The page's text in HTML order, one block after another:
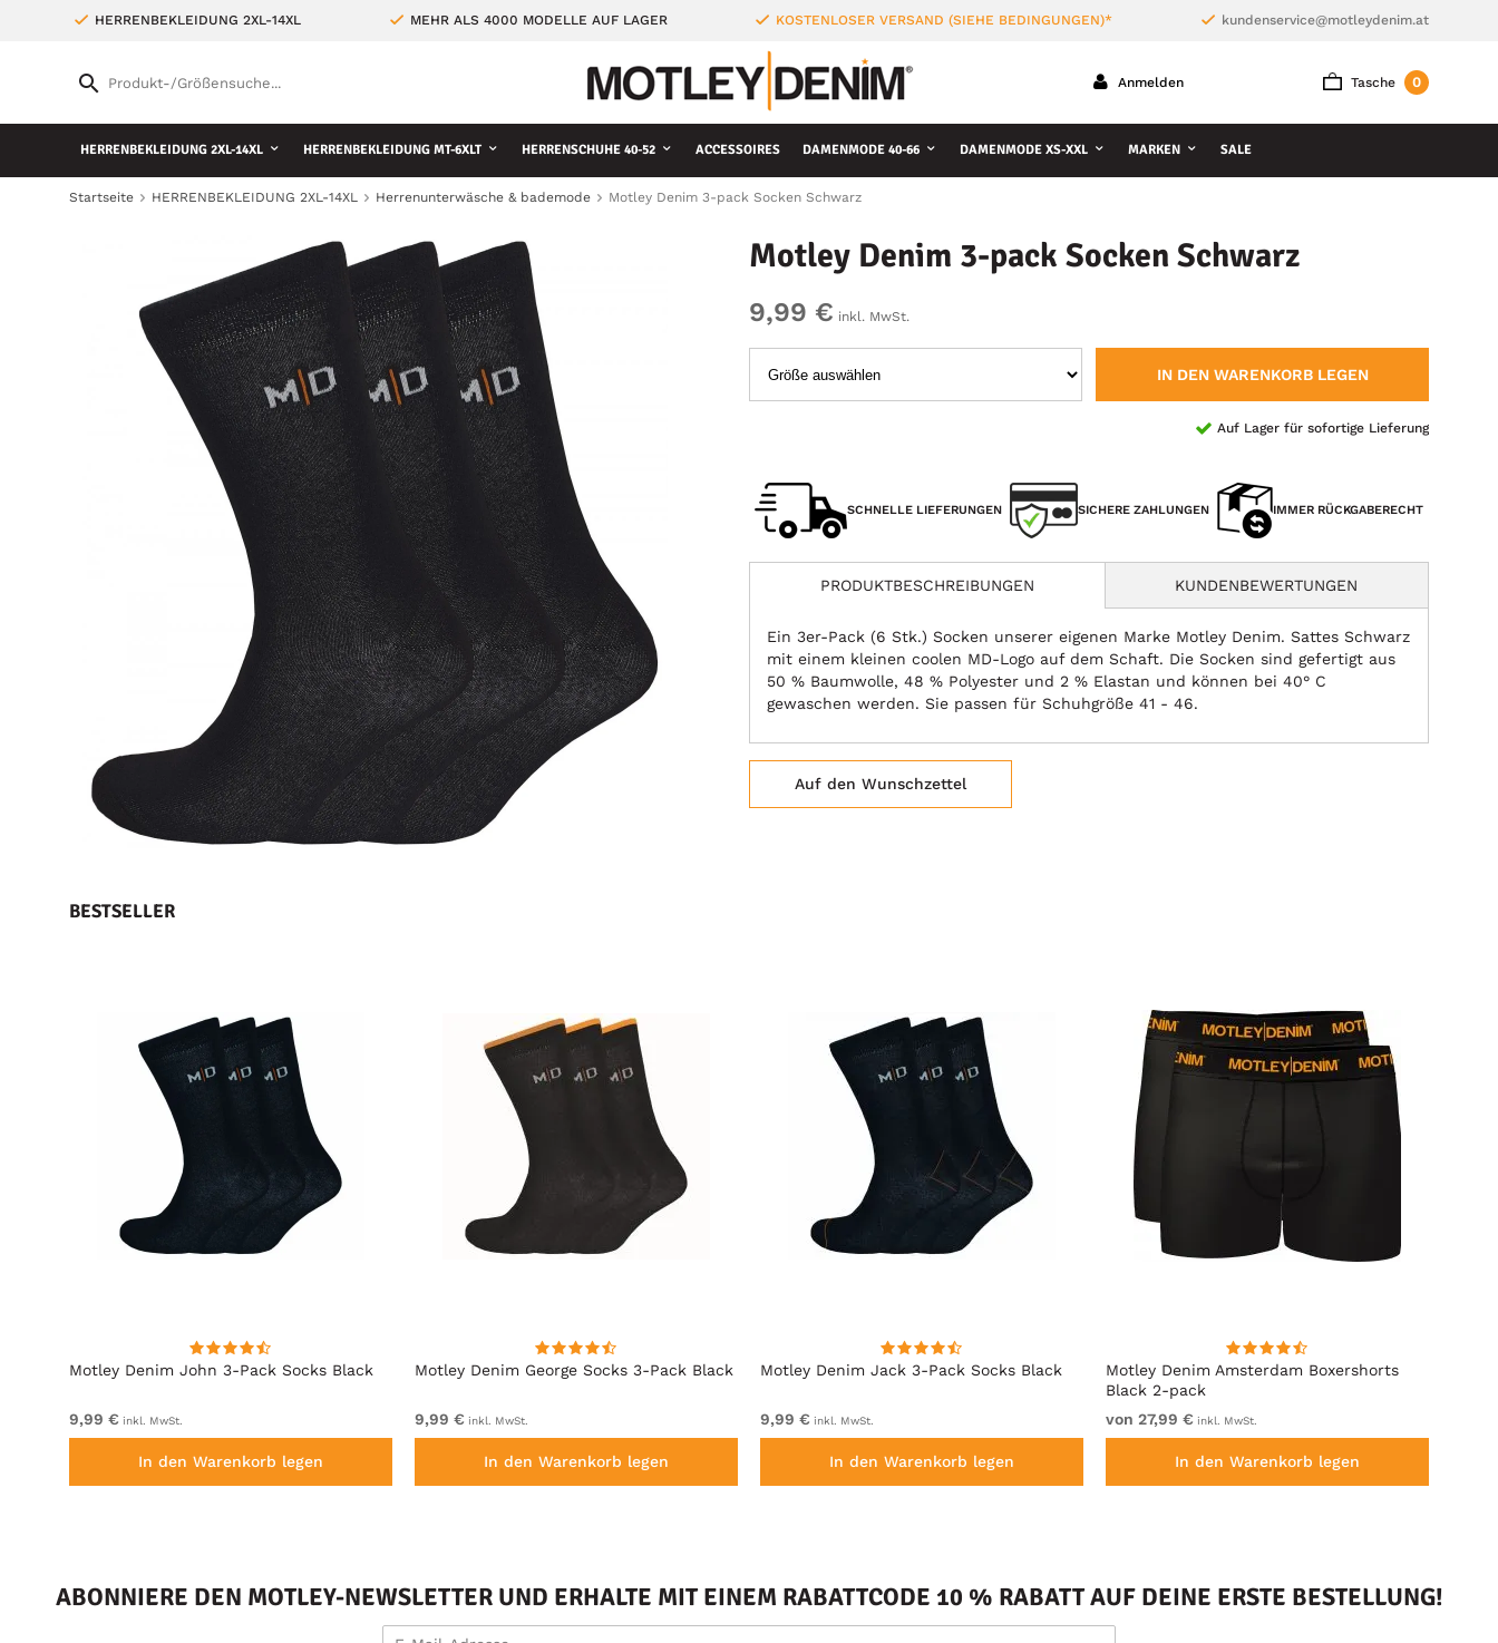
HERRENBEKLEIDUNG 2XL-14XL MEHR ALS 4000 MODELLE AUF LAGER KOSTENLOSER VERSAND (SIEHE BEDINGUNGEN)* kundenservice@motleydenim.at
Tasche 0
Anmelden
HERRENBEKLEIDUNG 2XL-14XL HERRENBEKLEIDUNG MT-6XLT HERRENSCHUHE 40-52 ACCESSOIRES DAMENMODE 40-66 DAMENMODE XS-XXL MARKEN SALE
Startseite HERRENBEKLEIDUNG 2XL-14XL Herrenunterwäsche & bademode Motley Denim 3-pack Socken Schwarz
Motley Denim 3-pack Socken Schwarz
9,99 € inkl. MwSt.
IN DEN WARENKORB LEGEN
Auf Lager für sofortige Lieferung
SCHNELLE LIEFERUNGEN SICHERE ZAHLUNGEN IMMER RÜCKGABERECHT
PRODUKTBESCHREIBUNGEN KUNDENBEWERTUNGEN
Ein 3er-Pack (6 Stk.) Socken unserer eigenen Marke Motley Denim. Sattes Schwarz
mit einem kleinen coolen MD-Logo auf dem Schaft. Die Socken sind gefertigt aus
50 % Baumwolle, 48 % Polyester und 2 % Elastan und können bei 40° C
gewaschen werden. Sie passen für Schuhgröße 41 - 46.
Auf den Wunschzettel
BESTSELLER
Motley Denim John 3-Pack Socks Black
9,99 € inkl. MwSt.
In den Warenkorb legen
Motley Denim George Socks 3-Pack Black
9,99 € inkl. MwSt.
In den Warenkorb legen
Motley Denim Jack 3-Pack Socks Black
9,99 € inkl. MwSt.
In den Warenkorb legen
Motley Denim Amsterdam Boxershorts
Black 2-pack
von 27,99 € inkl. MwSt.
In den Warenkorb legen
ABONNIERE DEN MOTLEY-NEWSLETTER UND ERHALTE MIT EINEM RABATTCODE 10 % RABATT AUF DEINE ERSTE BESTELLUNG!